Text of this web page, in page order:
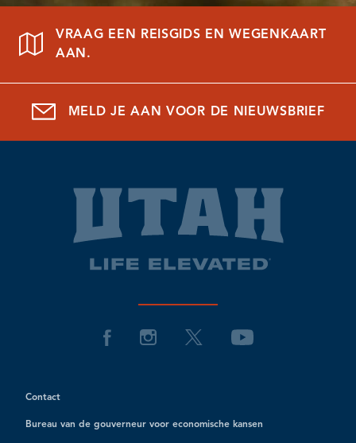
VRAAG EEN REISGIDS EN WEGENKAART
AAN.
MELD JE AAN VOOR DE NIEUWSBRIEF
Contact
Bureau van de gouverneur voor economische kansen